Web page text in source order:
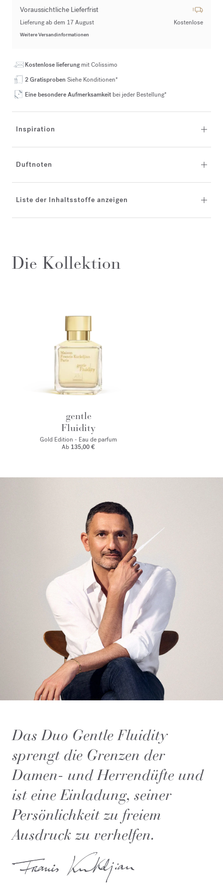
Voraussichtliche Lieferfrist
Lieferung ab dem 17 August Kostenlose
Weitere Versandinformationen
Kostenlose lieferungmit Colissimo
2 Gratisproben Siehe Konditionen*
Eine besondere Aufmerksamkeit bei jeder Bestellung*
Inspiration
Duftnoten
Liste der Inhaltsstoffe anzeigen
Die Kollektion
gentle
Fluidity
Gold Edition - Eau de parfum
Ab 135,00 €
Das Duo Gentle Fluidity
sprengt die Grenzen der
Damen- und Herrendüfte und
ist eine Einladung, seiner
Persönlichkeit zu freiem
Ausdruck zu verhelfen.